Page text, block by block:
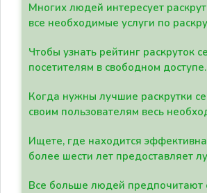
Многих людей интересует
все необходимые услуги по
Чтобы узнать рейтинг раскруток
посетителям в свободном доступе.
Когда нужны лучшие раскрутки
своим пользователям весь
Ищете, где находится
более шести лет предоставляет
Все больше людей предпочитают